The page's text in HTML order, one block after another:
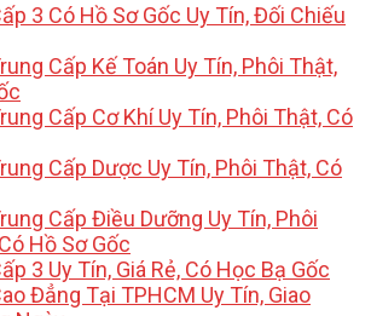
3 Có Hồ Sơ Gốc Uy Tín, Đối Chiếu
Cấp Kế Toán Uy Tín, Phôi Thật,
Cấp Cơ Khí Uy Tín, Phôi Thật, Có
Cấp Dược Uy Tín, Phôi Thật, Có
Cấp Điều Dưỡng Uy Tín, Phôi
Hồ Sơ Gốc
3 Uy Tín, Giá Rẻ, Có Học Bạ Gốc
Đẳng Tại TPHCM Uy Tín, Giao